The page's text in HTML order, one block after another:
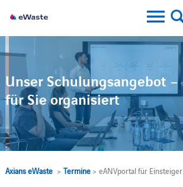
Unser Schulungsangebot –
für Sie organisiert
Axians eWaste> Termine> eANVportal für Einsteiger